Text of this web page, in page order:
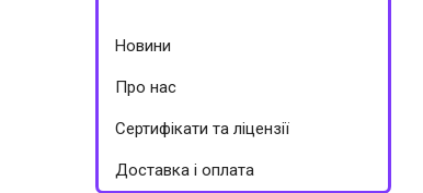
Новини
Про нас
Сертифікати та ліцензії
Доставка і оплата